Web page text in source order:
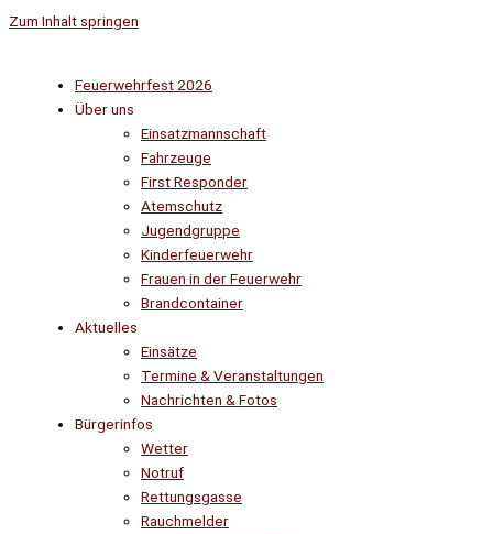
Zum Inhalt springen
Feuerwehrfest 2026
Über uns
Einsatzmannschaft
Fahrzeuge
First Responder
Atemschutz
Jugendgruppe
Kinderfeuerwehr
Frauen in der Feuerwehr
Brandcontainer
Aktuelles
Einsätze
Termine & Veranstaltungen
Nachrichten & Fotos
Bürgerinfos
Wetter
Notruf
Rettungsgasse
Rauchmelder